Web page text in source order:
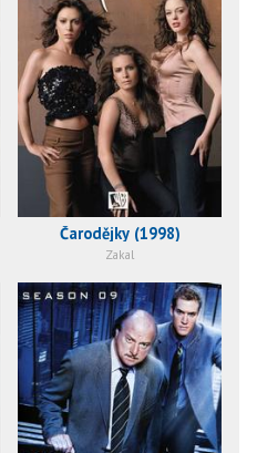
Čarodějky (1998)
Zakal